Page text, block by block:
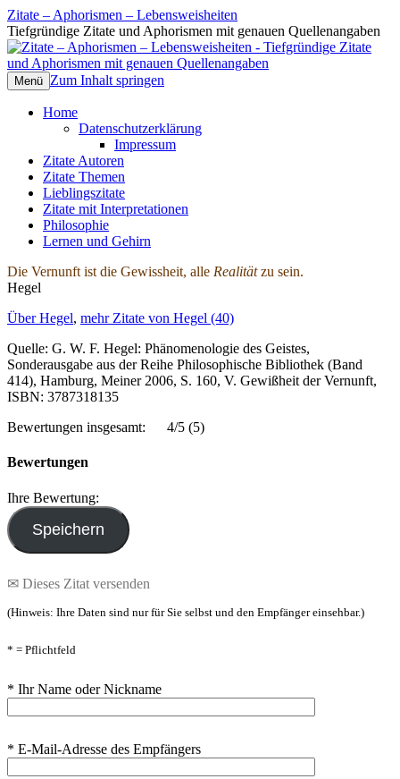
Zitate – Aphorismen – Lebensweisheiten
Tiefgründige Zitate und Aphorismen mit genauen Quellenangaben
Menü Zum Inhalt springen
Home
Datenschutzerklärung
Impressum
Zitate Autoren
Zitate Themen
Lieblingszitate
Zitate mit Interpretationen
Philosophie
Lernen und Gehirn
Die Vernunft ist die Gewissheit, alle Realitätzu sein.
Hegel
Über Hegel, mehr Zitate von Hegel (40)
Quelle: G. W. F. Hegel: Phänomenologie des Geistes,
Sonderausgabe aus der Reihe Philosophische Bibliothek (Band
414), Hamburg, Meiner 2006, S. 160, V. Gewißheit der Vernunft,
ISBN: 3787318135
Bewertungen insgesamt:
4/5 (5)
Bewertungen
Ihre Bewertung:
✉ Dieses Zitat versenden
(Hinweis: Ihre Daten sind nur für Sie selbst und den Empfänger einsehbar.)
* = Pflichtfeld
* Ihr Name oder Nickname
* E-Mail-Adresse des Empfängers